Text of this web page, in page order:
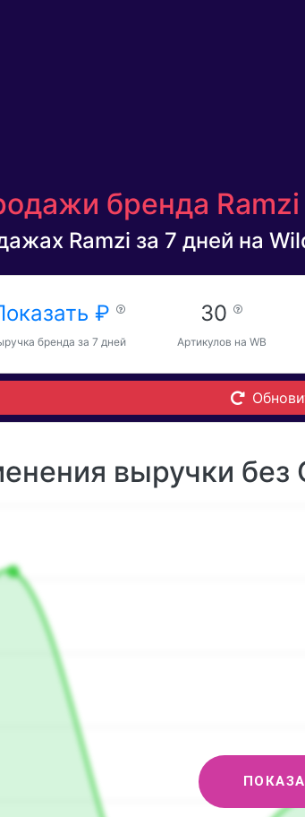
бренда
Ramzi за 7 дней на
₽
бренда за 7 дней
30
Артикулов на WB
выручки без